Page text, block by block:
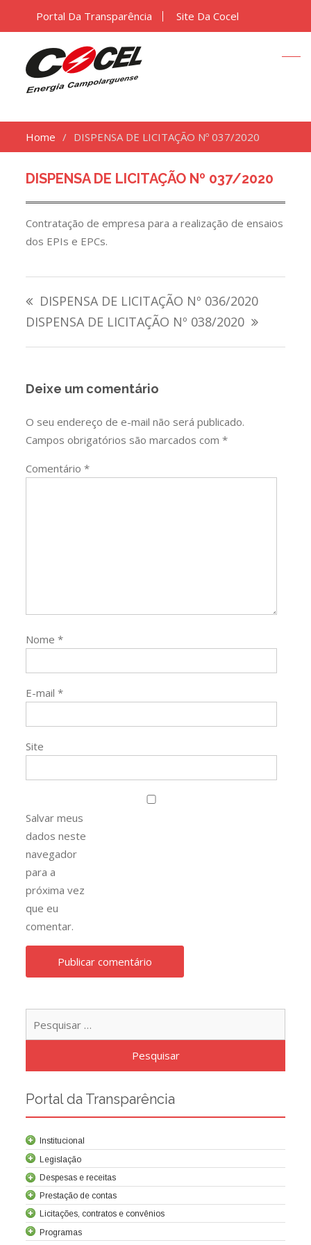
Portal Da Transparência Site Da Cocel
Home DISPENSA DE LICITAÇÃO Nº 037/2020
DISPENSA DE LICITAÇÃO Nº 037/2020
Contratação de empresa para a realização de ensaios
dos EPIs e EPCs.
DISPENSA DE LICITAÇÃO Nº 036/2020
DISPENSA DE LICITAÇÃO Nº 038/2020
Deixe um comentário
O seu endereço de e-mail não será publicado.
Campos obrigatórios são marcados com*
Comentário*
Nome*
E-mail*
Site
Salvar meus
dados neste
navegador
para a
próxima vez
que eu
comentar.
Portal da Transparência
Institucional
Legislação
Leis relacionadas
Despesas e receitas
Prestação de contas
Licitações, contratos e convênios
Programas